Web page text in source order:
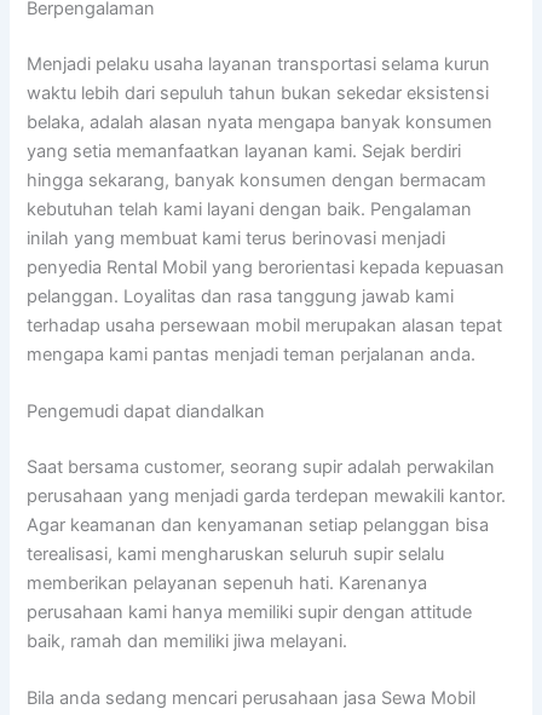
Berpengalaman
Menjadi pelaku usaha layanan transportasi selama kurun
waktu lebih dari sepuluh tahun bukan sekedar eksistensi
belaka, adalah alasan nyata mengapa banyak konsumen
yang setia memanfaatkan layanan kami. Sejak berdiri
hingga sekarang, banyak konsumen dengan bermacam
kebutuhan telah kami layani dengan baik. Pengalaman
inilah yang membuat kami terus berinovasi menjadi
penyedia Rental Mobil yang berorientasi kepada kepuasan
pelanggan. Loyalitas dan rasa tanggung jawab kami
terhadap usaha persewaan mobil merupakan alasan tepat
mengapa kami pantas menjadi teman perjalanan anda.
Pengemudi dapat diandalkan
Saat bersama customer, seorang supir adalah perwakilan
perusahaan yang menjadi garda terdepan mewakili kantor.
Agar keamanan dan kenyamanan setiap pelanggan bisa
terealisasi, kami mengharuskan seluruh supir selalu
memberikan pelayanan sepenuh hati. Karenanya
perusahaan kami hanya memiliki supir dengan attitude
baik, ramah dan memiliki jiwa melayani.
Bila anda sedang mencari perusahaan jasa Sewa Mobil